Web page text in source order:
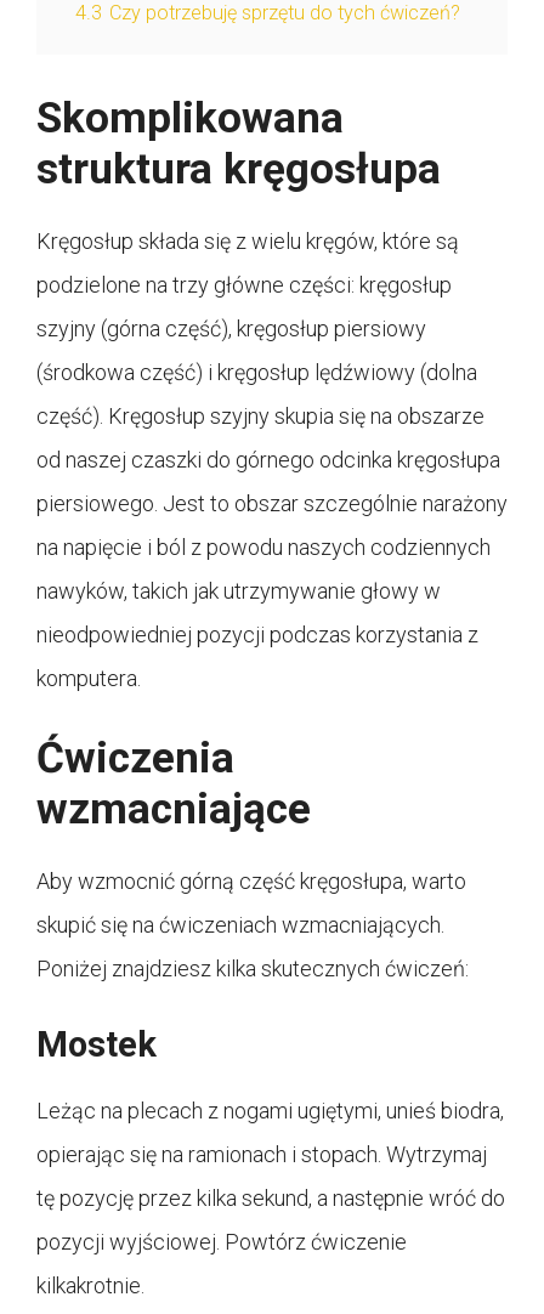
4.3 Czy potrzebuję sprzętu do tych ćwiczeń?
Skomplikowana
struktura kręgosłupa
Kręgosłup składa się z wielu kręgów, które są
podzielone na trzy główne części: kręgosłup
szyjny (górna część), kręgosłup piersiowy
(środkowa część) i kręgosłup lędźwiowy (dolna
część). Kręgosłup szyjny skupia się na obszarze
od naszej czaszki do górnego odcinka kręgosłupa
piersiowego. Jest to obszar szczególnie narażony
na napięcie i ból z powodu naszych codziennych
nawyków, takich jak utrzymywanie głowy w
nieodpowiedniej pozycji podczas korzystania z
komputera.
Ćwiczenia
wzmacniające
Aby wzmocnić górną część kręgosłupa, warto
skupić się na ćwiczeniach wzmacniających.
Poniżej znajdziesz kilka skutecznych ćwiczeń:
Mostek
Leżąc na plecach z nogami ugiętymi, unieś biodra,
opierając się na ramionach i stopach. Wytrzymaj
tę pozycję przez kilka sekund, a następnie wróć do
pozycji wyjściowej. Powtórz ćwiczenie
kilkakrotnie.